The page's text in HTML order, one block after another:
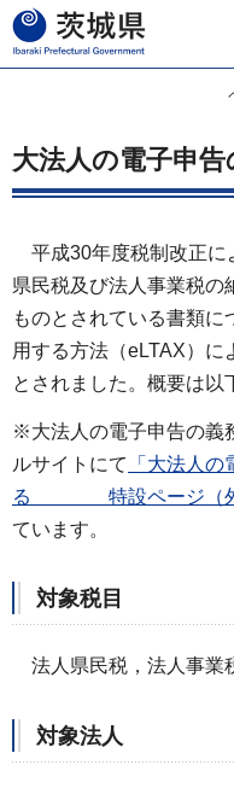
茨城県
大法人の電子申
平成30年度税制改正に
県民税及び法人事業税の
ものとされている書類
用する方法（eLTAX）に
とされました。概要は以
※大法人の電子申告の義
ルサイトにて
「大法人
る 特設ページ（外部
ています。
対象税目
法人県民税，法人事業
対象法人